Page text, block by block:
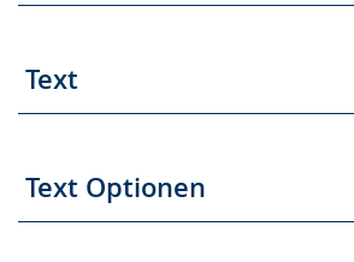
Text
Text Optionen